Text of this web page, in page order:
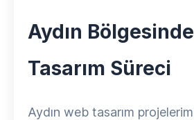
Aydın
Tasarım Süreci
Aydın web tasarım